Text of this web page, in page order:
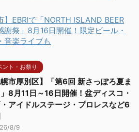
】EBRIで「NORTH ISLAND BEER
謝祭」8月16日開催！限定ビール・
音楽ライブも
ント・お祭り
幌市厚別区】「第6回 新さっぽろ夏ま
8月11日～16日開催！盆ディスコ・
アイドルステージ・プロレスなど6
8/9